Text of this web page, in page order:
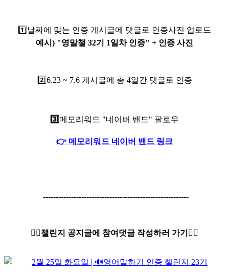
1️⃣ 날짜에 맞는 인증 게시글에 댓글로 인증사진 업로드
예시) "영말챌 32기 1일차 인증" + 인증 사진
2️⃣6.23~ 7.6 게시글에 총 4일간 댓글로 인증
3️⃣ 메모리워드 "네이버 밴드" 팔로우
👉 메모리워드 네이버 밴드 링크
---------------------------------------------------------
👇🏻챌린지 공지글에 참여댓글 작성하러 가기👇🏻